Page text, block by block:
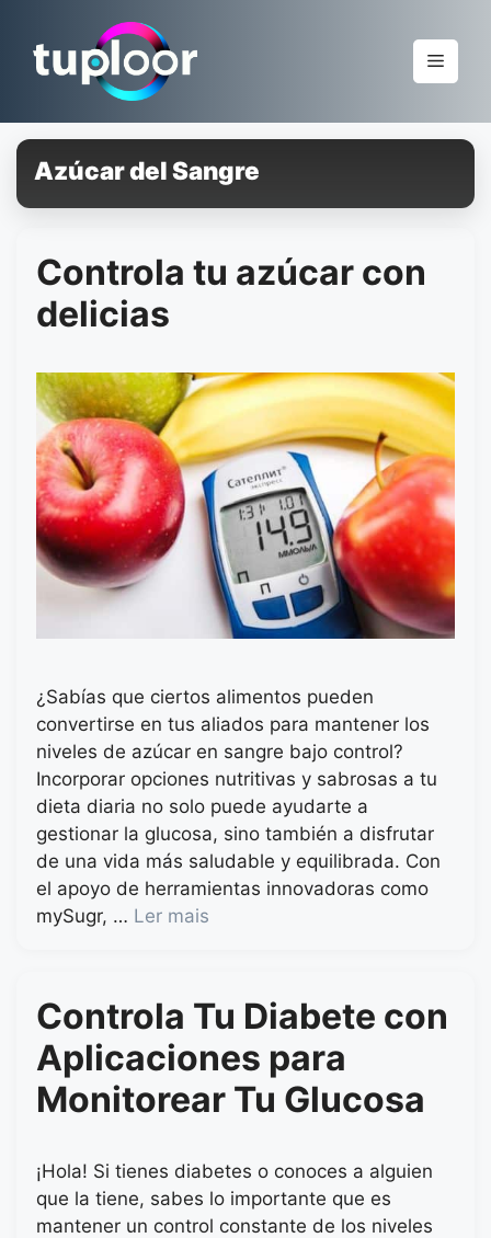
para
Menu
Azúcar del Sangre
Controla tu azúcar con
delicias
¿Sabías que ciertos alimentos pueden
convertirse en tus aliados para mantener los
niveles de azúcar en sangre bajo control?
Incorporar opciones nutritivas y sabrosas a tu
dieta diaria no solo puede ayudarte a
gestionar la glucosa, sino también a disfrutar
de una vida más saludable y equilibrada. Con
el apoyo de herramientas innovadoras como
mySugr, … Ler mais
Controla Tu Diabete con
Aplicaciones para
Monitorear Tu Glucosa
¡Hola! Si tienes diabetes o conoces a alguien
que la tiene, sabes lo importante que es
mantener un control constante de los niveles